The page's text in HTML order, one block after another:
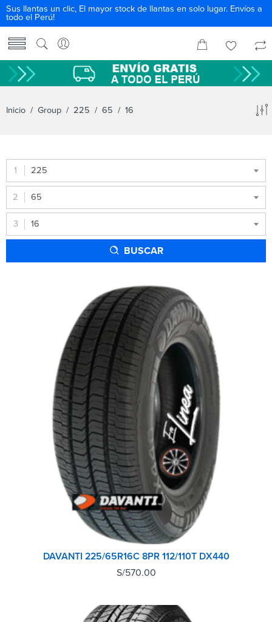
Sus llantas un clic, El mayor stock de llantas en solo lugar. Envíos a
todo el Perú!
Inicio / Group / 225 / 65 / 16
225
65
16
BUSCAR
DAVANTI 225/65R16C 8PR 112/110T DX440
S/570.00